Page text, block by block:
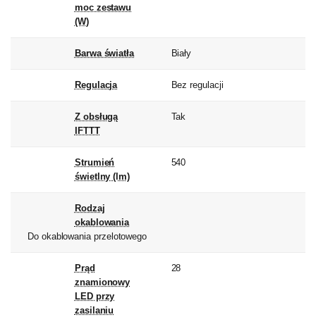
moc zestawu
(W)
Barwa światła Biały
Regulacja Bez regulacji
Z obsługą
IFTTT
Tak
Strumień
świetlny (lm)
540
Rodzaj
okablowania
Do okablowania przelotowego
Prąd
znamionowy
LED przy
zasilaniu
28